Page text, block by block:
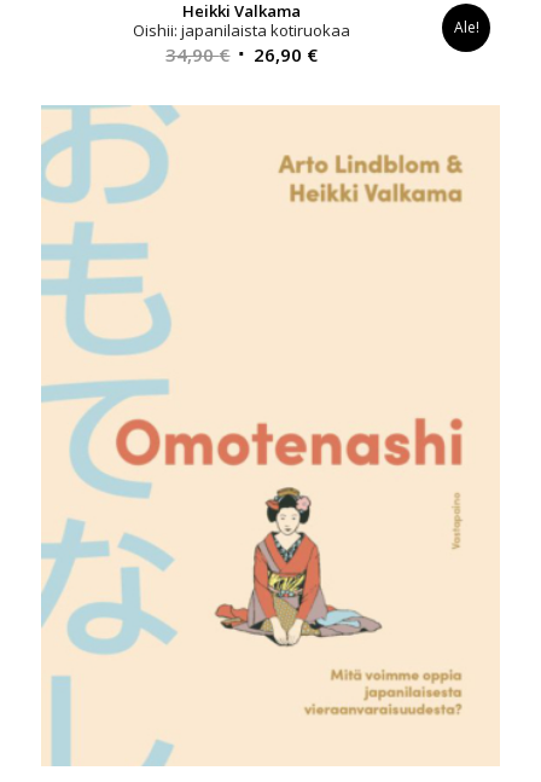
Heikki Valkama
Oishii: japanilaista kotiruokaa
34,90€ Alkuperäinen
oli:
26,90 €Nykyinen
on:
Ale!